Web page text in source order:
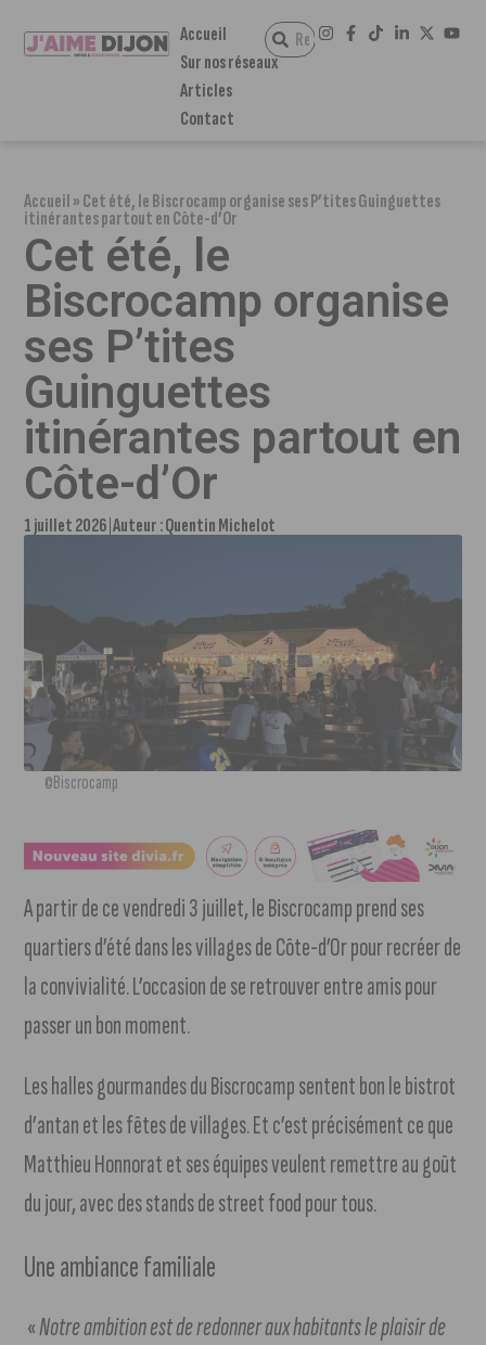
Accueil
Sur nos réseaux
Articles
Contact
Accueil»Cet été, le Biscrocamp organise ses P’tites Guinguettes
itinérantes partout en Côte-d’Or
Cet été, le
Biscrocamp organise
ses P’tites
Guinguettes
itinérantes partout en
Côte-d’Or
1 juillet 2026 Auteur :Quentin Michelot
©Biscrocamp
A partir de ce vendredi 3 juillet, le Biscrocamp prend ses
quartiers d’été dans les villages de Côte-d’Or pour recréer de
la convivialité. L’occasion de se retrouver entre amis pour
passer un bon moment.
Les halles gourmandes du Biscrocamp sentent bon le bistrot
d’antan et les fêtes de villages. Et c’est précisément ce que
Matthieu Honnorat et ses équipes veulent remettre au goût
du jour, avec des stands de street food pour tous.
Une ambiance familiale
«Notre ambition est de redonner aux habitants le plaisir de